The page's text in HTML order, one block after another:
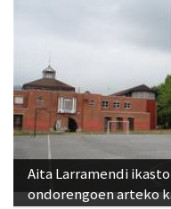
Aita Larramendi
ondorengoen arteko